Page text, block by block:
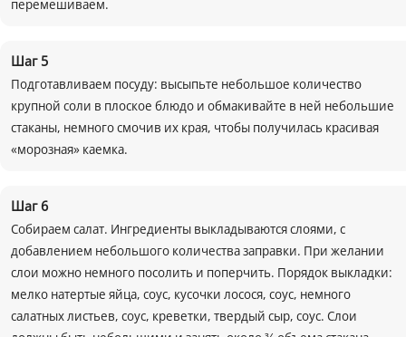
перемешиваем.
Шаг 5
Подготавливаем посуду: высыпьте небольшое количество
крупной соли в плоское блюдо и обмакивайте в ней небольшие
стаканы, немного смочив их края, чтобы получилась красивая
«морозная» каемка.
Шаг6
Собираем салат. Ингредиенты выкладываются слоями, с
добавлением небольшого количества заправки. При желании
слои можно немного посолить и поперчить. Порядок выкладки:
мелко натертые яйца, соус, кусочки лосося, соус, немного
салатных листьев, соус, креветки, твердый сыр, соус. Слои